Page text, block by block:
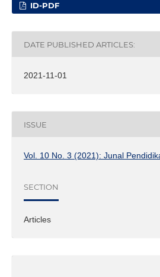
ID-PDF
DATE PUBLISHED ARTICLES:
2021-11-01
ISSUE
Vol. 10 No. 3 (2021): Junal
SECTION
Articles